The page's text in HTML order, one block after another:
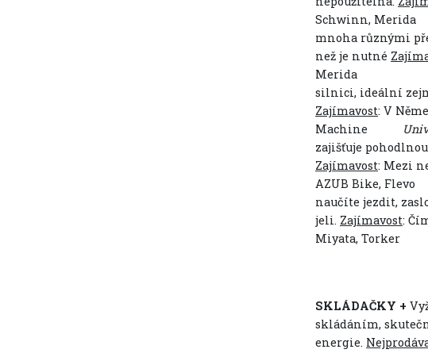
Schwinn, Merida
mnoha různými
než je nutné
Merida
silnici, ideální
Zajímavost: V
Machine
zajišťuje
Zajímavost: Mezi
AZUB Bike, Flevo
naučíte jezdit,
jeli. Zajímavost:
Miyata, Torker
SKLÁDAČKY +
skládáním,
energie.